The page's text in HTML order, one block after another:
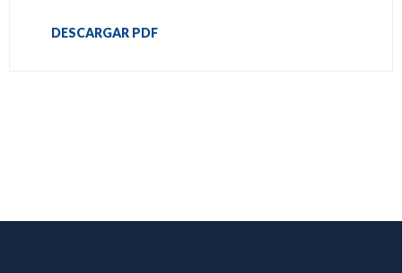
DESCARGAR PDF